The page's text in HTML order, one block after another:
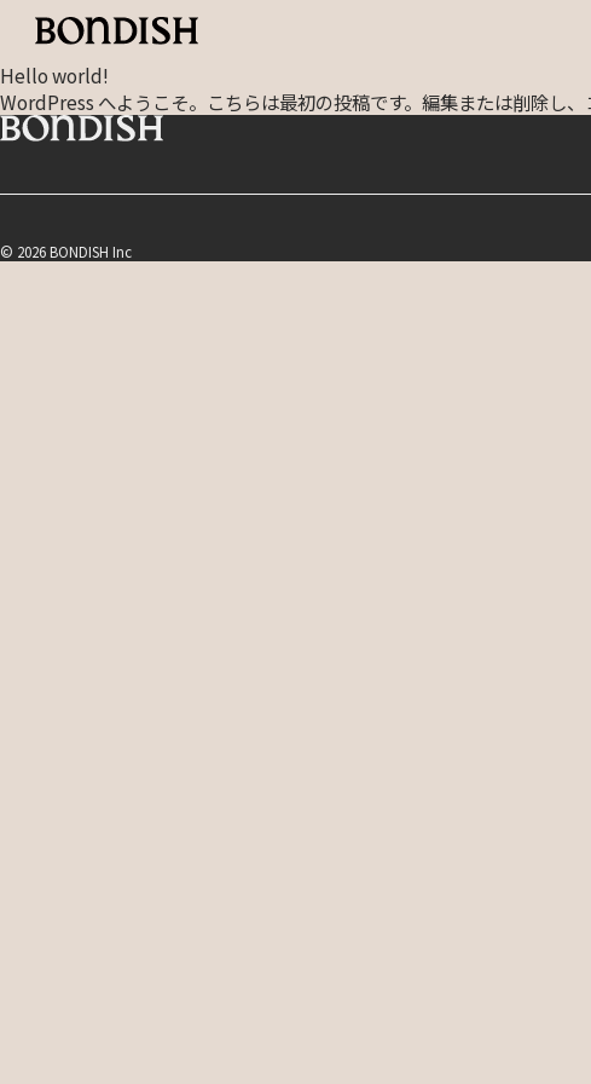
Hello world!
WordPress へようこそ。こちらは最初の投稿です。編集または削除し、
© 2026 BONDISH Inc